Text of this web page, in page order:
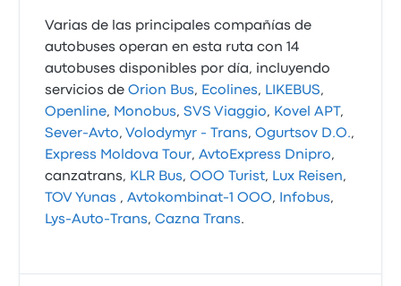
Varias de las principales compañías de
autobuses operan en esta ruta con 14
autobuses disponibles por día, incluyendo
servicios deOrion Bus, Ecolines, LIKEBUS,
Openline, Monobus,SVS Viaggio, Kovel APT,
Sever-Avto,Volodymyr - Trans,Ogurtsov D.O.,
Express Moldova Tour,AvtoExpress Dnipro,
canzatrans, KLR Bus,OOO Turist, Lux Reisen,
TOV Yunas ,Avtokombinat-1 OOO, Infobus,
Lys-Auto-Trans,Cazna Trans.